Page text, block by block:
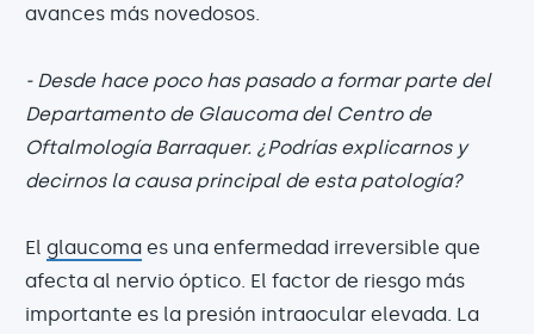
avances más novedosos.
- Desde hace poco has pasado a formar parte del
Departamento de Glaucoma del Centro de
Oftalmología Barraquer. ¿Podrías explicarnos y
decirnos la causa principal de esta patología?
El glaucoma es una enfermedad irreversible que
afecta al nervio óptico. El factor de riesgo más
importante es la presión intraocular elevada. La